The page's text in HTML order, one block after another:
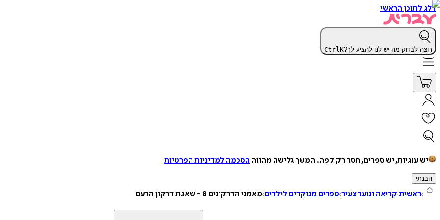
דלג לתוכן הראשי
רוצה לבדוק מה יש לנו להציע לך? CtrlK
יש עוגיות, יש ספרים, חסר רק קפה. המשך גלישה מהווה הסכמה למדיניות הפרטיות
הבנתי
ראשית קריאה ונוער צעיר ספרים מנוקדים לילדים מאמני הדרקונים 8 - שאגת דרקון הרעם